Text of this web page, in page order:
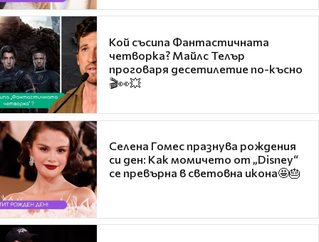
Кой съсипа Фантастичната
четворка? Майлс Телър
проговаря десетилетие по-късно
🎬👀💥
Селена Гомес празнува рождения
си ден: Как момичето от „Disney“
се превърна в световна икона🤩🎂